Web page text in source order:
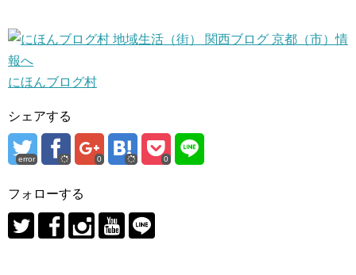
にほんブログ村
シェアする
error 0 0
フォローする